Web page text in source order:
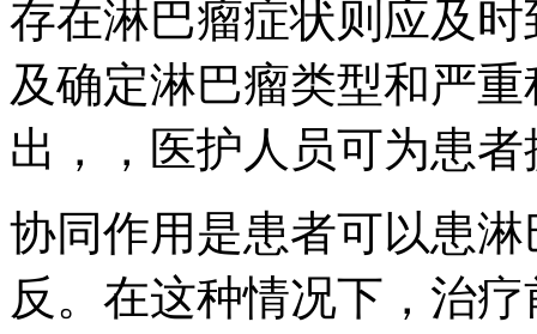
存在淋巴瘤症状则应及
及确定淋巴瘤类型和严重
出，，医护人员可为患
协同作用是患者可以患
反。在这种情况下，治